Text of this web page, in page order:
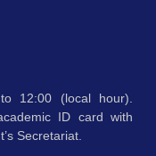
12:00 (local hour).
ID card with
Secretariat.